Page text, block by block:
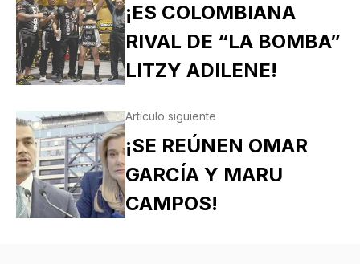
¡ES COLOMBIANA
RIVAL DE “LA BOMBA”
LITZY ADILENE!
Artículo siguiente
¡SE REÚNEN OMAR
GARCÍA Y MARU
CAMPOS!